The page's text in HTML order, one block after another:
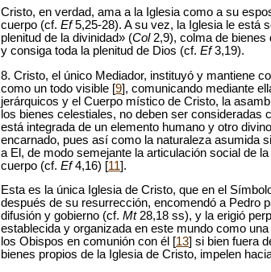
Cristo, en verdad, ama a la Iglesia como a su
cuerpo (cf. Ef5,25-28). A su vez, la Iglesia le está
plenitud de la divinidad» (Col2,9), colma de bienes
y consiga toda la plenitud de Dios (cf. Ef3,19).
8. Cristo, el único Mediador, instituyó y mantiene
como un todo visible [9], comunicando mediante
jerárquicos y el Cuerpo místico de Cristo, la
los bienes celestiales, no deben ser
está integrada de un elemento humano y otro
encarnado, pues así como la naturaleza asumida
a El, de modo semejante la articulación social de
cuerpo (cf. Ef4,16) [11].
Esta es la única Iglesia de Cristo, que en el
después de su resurrección, encomendó a Pedro
difusión y gobierno (cf. Mt28,18 ss), y la erigió
establecida y organizada en este mundo como
los Obispos en comunión con él [13] si bien fuera
bienes propios de la Iglesia de Cristo, impelen